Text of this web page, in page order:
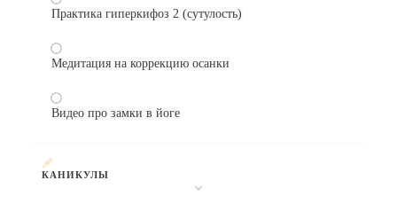
Практика гиперкифоз 2 (сутулость)
Медитация на коррекцию осанки
Видео про замки в йоге
КАНИКУЛЫ